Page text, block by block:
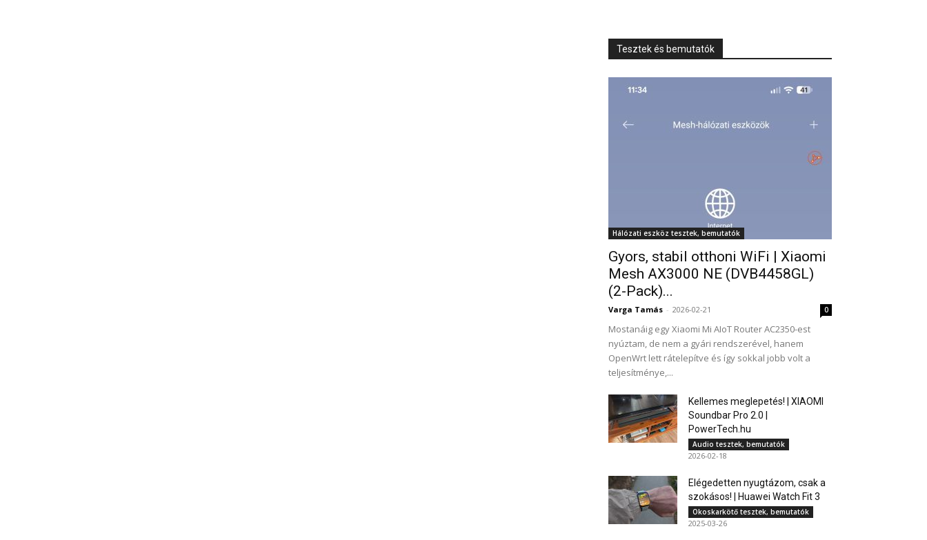
Tesztek és bemutatók
Hálózati eszköz tesztek, bemutatók
Gyors, stabil otthoni WiFi | Xiaomi
Mesh AX3000 NE (DVB4458GL)
(2-Pack)...
Varga Tamás - 2026-02-21 0
Mostanáig egy Xiaomi Mi AIoT Router AC2350-est
nyúztam, de nem a gyári rendszerével, hanem
OpenWrt lett rátelepítve és így sokkal jobb volt a
teljesítménye,...
Kellemes meglepetés! | XIAOMI
Soundbar Pro 2.0 |
PowerTech.hu
Audio tesztek, bemutatók
2026-02-18
Elégedetten nyugtázom, csak a
szokásos! | Huawei Watch Fit 3
Okoskarkötő tesztek, bemutatók
2025-03-26